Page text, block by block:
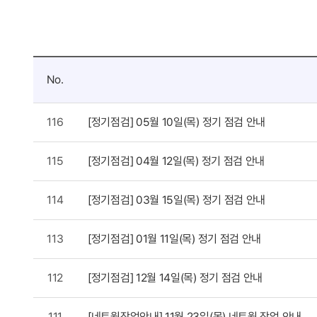
No.
116 [정기점검] 05월 10일(목) 정기 점검 안내
115 [정기점검] 04월 12일(목) 정기 점검 안내
114 [정기점검] 03월 15일(목) 정기 점검 안내
113 [정기점검] 01월 11일(목) 정기 점검 안내
112 [정기점검] 12월 14일(목) 정기 점검 안내